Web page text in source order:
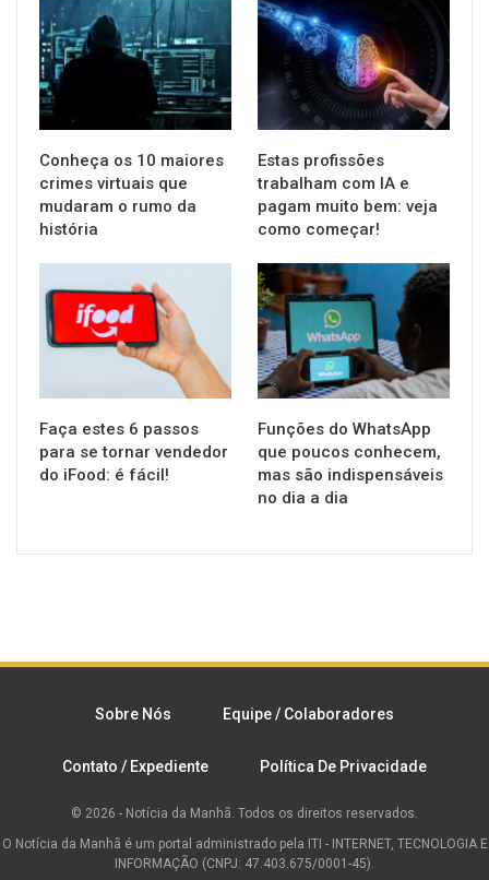
TECNOLOGIA
Conheça os 10 maiores
crimes virtuais que
mudaram o rumo da
história
TECNOLOGIA
Estas profissões
trabalham com IA e
pagam muito bem: veja
como começar!
Faça estes 6 passos
para se tornar vendedor
do iFood: é fácil!
TECNOLOGIA
Funções do WhatsApp
que poucos conhecem,
mas são indispensáveis
no dia a dia
Sobre Nós Equipe / Colaboradores
Contato / Expediente Política De Privacidade
© 2026 - Notícia da Manhã. Todos os direitos reservados.
O Notícia da Manhã é um portal administrado pela ITI - INTERNET, TECNOLOGIA E
INFORMAÇÃO (CNPJ: 47.403.675/0001-45).